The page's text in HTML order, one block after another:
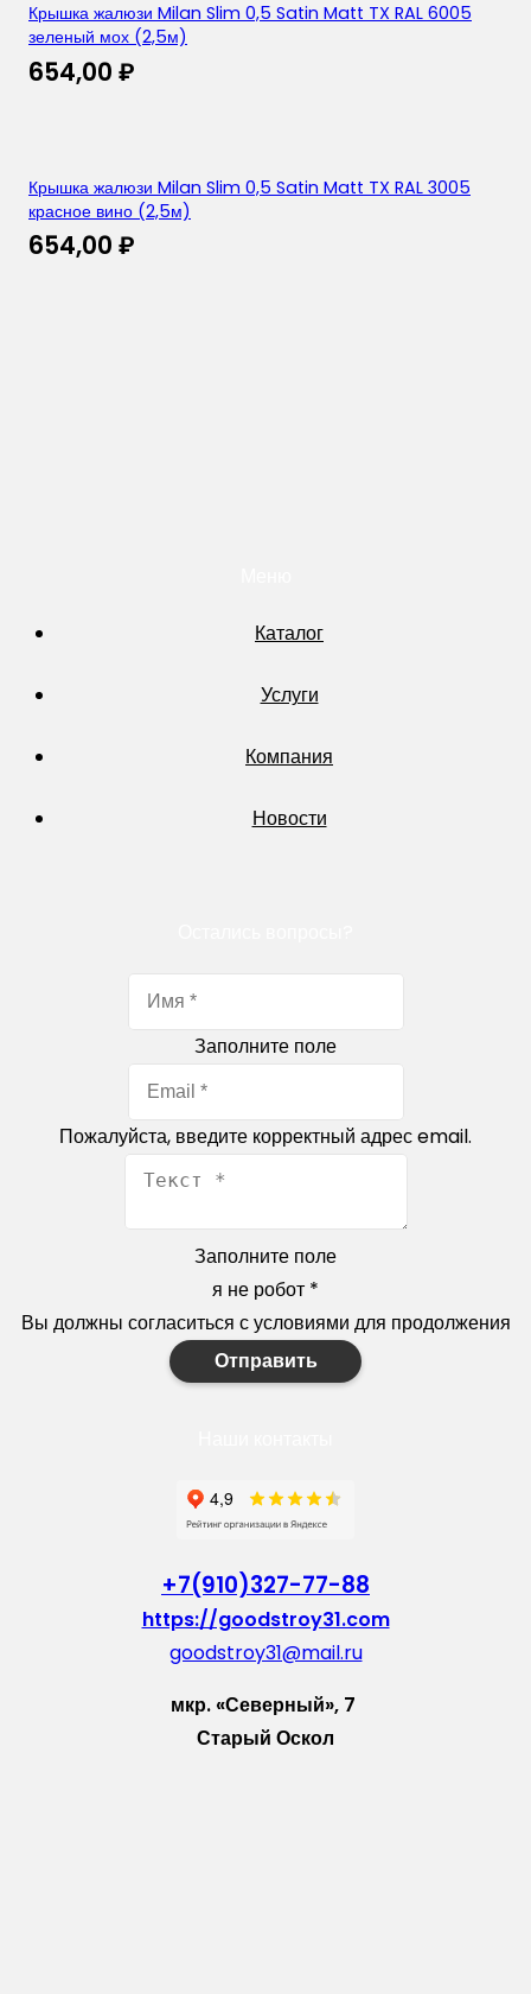
Крышка жалюзи Milan Slim 0,5 Satin Matt TX RAL 6005
зеленый мох (2,5м)
654,00 ₽
Крышка жалюзи Milan Slim 0,5 Satin Matt TX RAL 3005
красное вино (2,5м)
654,00 ₽
Каталог
Услуги
Компания
Новости
Заполните поле
Пожалуйста, введите корректный адрес email.
Заполните поле
я не робот *
Вы должны согласиться с условиями для продолжения
Отправить
+7(910)327-77-88
https://goodstroy31.com
goodstroy31@mail.ru
мкр. «Северный», 7
Старый Оскол